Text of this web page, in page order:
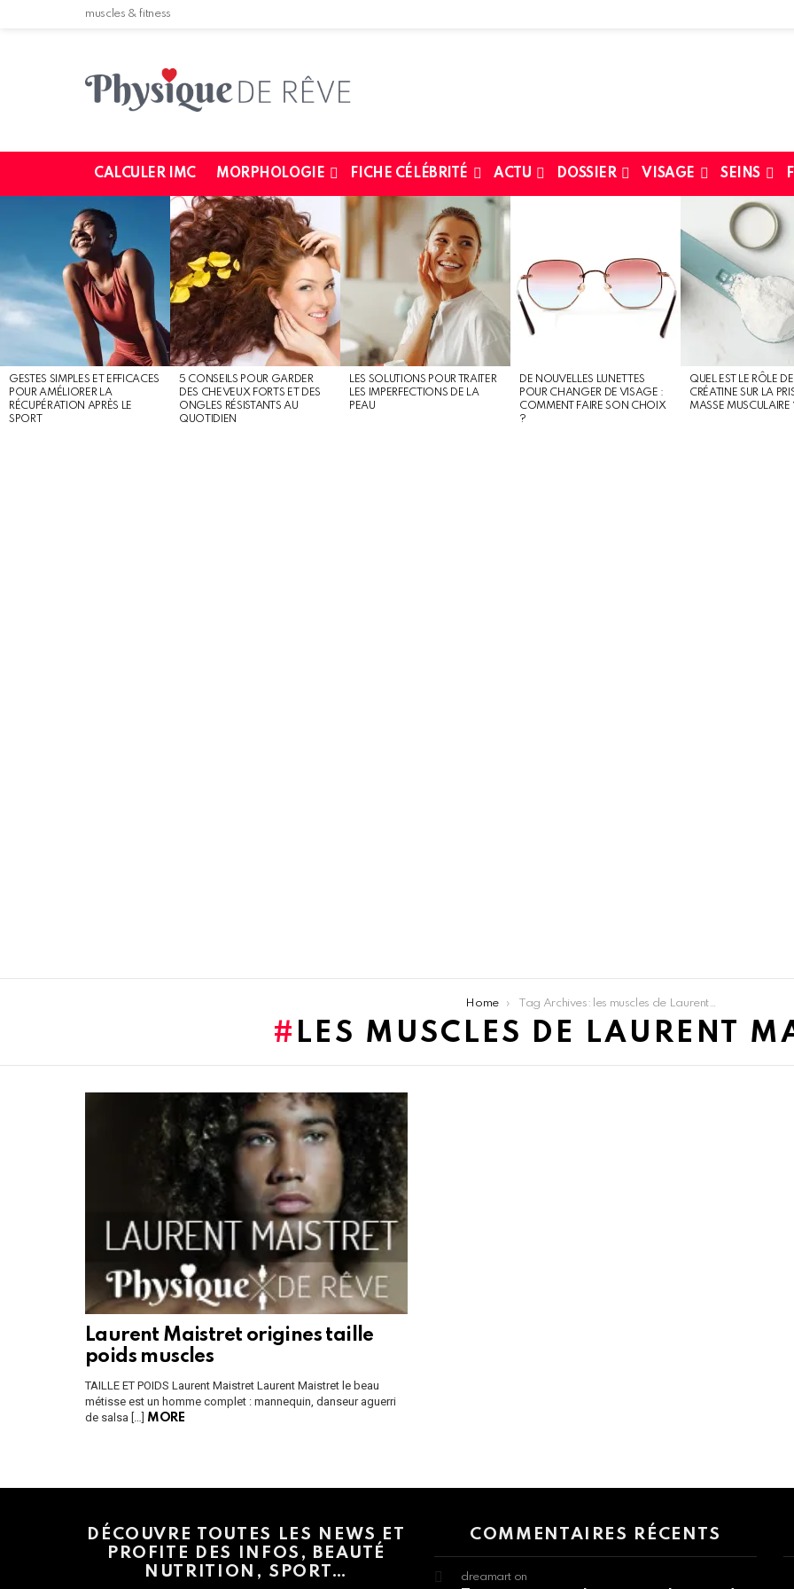
muscles & fitness
CALCULER IMC MORPHOLOGIE FICHE CÉLÉBRITÉ ACTU DOSSIER VISAGE SEINS
GESTES SIMPLES ET EFFICACES
POUR AMÉLIORER LA
RÉCUPÉRATION APRÈS LE
SPORT
5 CONSEILS POUR GARDER
DES CHEVEUX FORTS ET DES
ONGLES RÉSISTANTS AU
QUOTIDIEN
LES SOLUTIONS POUR TRAITER
LES IMPERFECTIONS DE LA
PEAU
DE NOUVELLES LUNETTES
POUR CHANGER DE VISAGE :
COMMENT FAIRE SON CHOIX
?
QUEL EST LE RÔLE
CRÉATINE SUR LA
MASSE MUSCULAIRE
Home Tag Archives: les muscles de Laurent Maistret
LES MUSCLES DE LAURENT
STORIES
Laurent Maistret origines taille
poids muscles
TAILLE ET POIDS Laurent Maistret Laurent Maistret le beau
métisse est un homme complet : mannequin, danseur aguerri
de salsa […] MORE
DÉCOUVRE TOUTES LES NEWS ET
PROFITE DES INFOS, BEAUTÉ
NUTRITION, SPORT…
COMMENTAIRES RÉCENTS
dreamart on